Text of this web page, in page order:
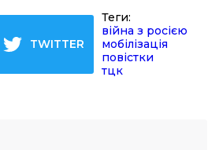
TWITTER
Теги:
війна з росією
мобілізація
повістки
тцк